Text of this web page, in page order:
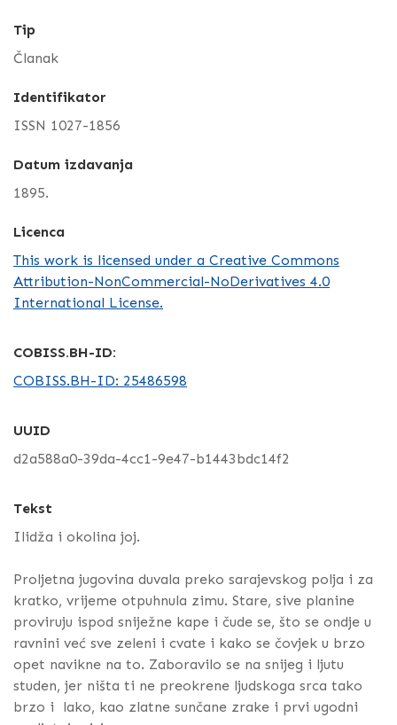
Tip
Članak
Identifikator
ISSN 1027-1856
Datum izdavanja
1895.
Licenca
This work is licensed under a Creative Commons
Attribution-NonCommercial-NoDerivatives 4.0
International License.
COBISS.BH-ID:
COBISS.BH-ID: 25486598
UUID
d2a588a0-39da-4cc1-9e47-b1443bdc14f2
Tekst
Ilidža i okolina joj.
Proljetna jugovina duvala preko sarajevskog polja i za
kratko, vrijeme otpuhnula zimu. Stare, sive planine
proviruju ispod sniježne kape i čude se, što se ondje u
ravnini već sve zeleni i cvate i kako se čovjek u brzo
opet navikne na to. Zaboravilo se na snijeg i ljutu
studen, jer ništa ti ne preokrene ljudskoga srca tako
brzo i lako, kao zlatne sunčane zrake i prvi ugodni